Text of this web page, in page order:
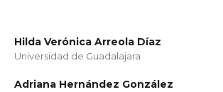
Hilda Verónica Arreola Díaz
Universidad de Guadalajara
Adriana Hernández González